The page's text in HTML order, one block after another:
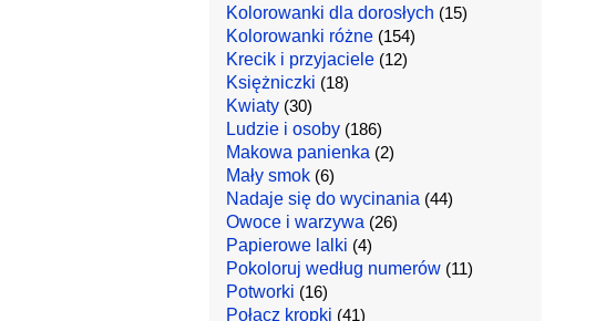
Kolorowanki dla dorosłych (15)
Kolorowanki różne(154)
Krecik i przyjaciele(12)
Księżniczki (18)
Kwiaty(30)
Ludzie i osoby(186)
Makowa panienka (2)
Mały smok(6)
Nadaje się do wycinania (44)
Owoce i warzywa (26)
Papierowe lalki (4)
Pokoloruj według numerów(11)
Potworki (16)
Połącz kropki (41)